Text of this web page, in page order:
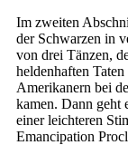
Im zweiten
der Schwarzen in
von drei Tänzen,
heldenhaften
Amerikanern bei
kamen. Dann geht
einer leichteren
Emancipation